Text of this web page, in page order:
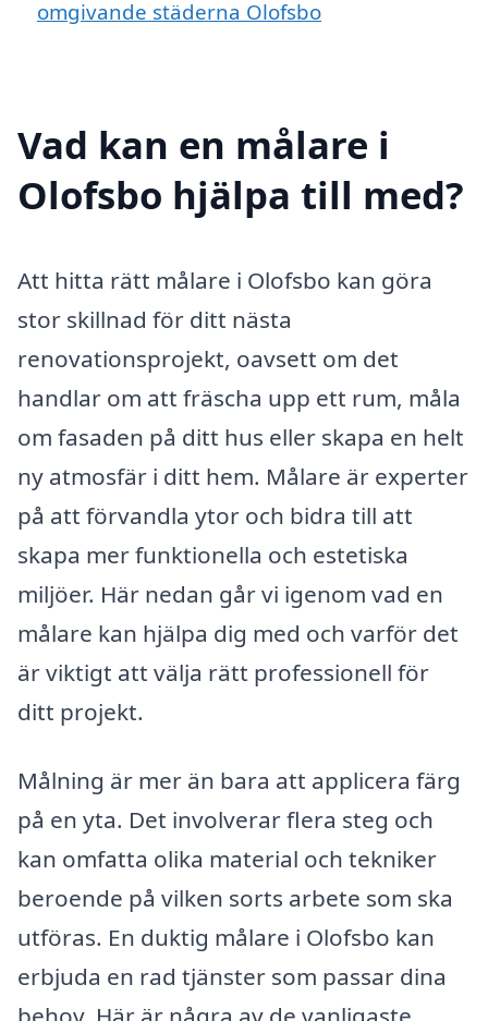
omgivande städerna Olofsbo
Vad kan en målare i
Olofsbo hjälpa till med?
Att hitta rätt målare i Olofsbo kan göra
stor skillnad för ditt nästa
renovationsprojekt, oavsett om det
handlar om att fräscha upp ett rum, måla
om fasaden på ditt hus eller skapa en helt
ny atmosfär i ditt hem. Målare är experter
på att förvandla ytor och bidra till att
skapa mer funktionella och estetiska
miljöer. Här nedan går vi igenom vad en
målare kan hjälpa dig med och varför det
är viktigt att välja rätt professionell för
ditt projekt.
Målning är mer än bara att applicera färg
på en yta. Det involverar flera steg och
kan omfatta olika material och tekniker
beroende på vilken sorts arbete som ska
utföras. En duktig målare i Olofsbo kan
erbjuda en rad tjänster som passar dina